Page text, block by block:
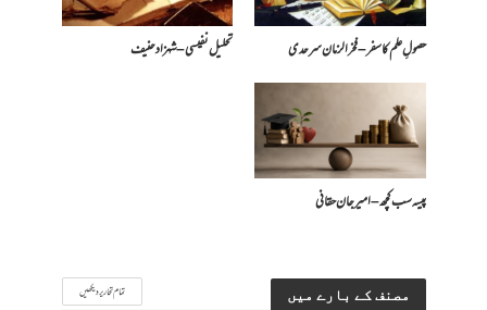
حصولِ علم کا سفر – فخرالزمان سرحدی تحلیل نفیسی – شہزاد حنیف
پیسہ سب کچھ – امیرجان حقانی
مصنف کے بارے میں تمام تحاریر دیکھیں